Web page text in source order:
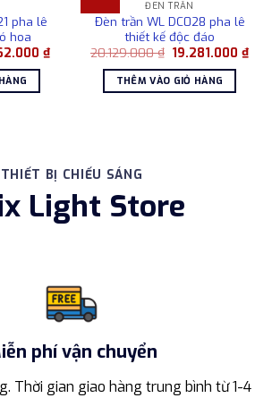
pha lê
hoa
₫.
₫Giá
hiện
9.162.000 ₫.
ĐÈN TRẦN
Đèn trần WL DC028 pha lê
thiết kế độc đáo
20.129.000₫ Giá
là:
20.129.000 ₫.
19.281.000₫Giá
hiện
THÊM VÀO GIỎ HÀNG
THIẾT BỊ CHIẾU SÁNG
Light Store
phí vận chuyển
Thời gian giao hàng trung bình từ 1-4